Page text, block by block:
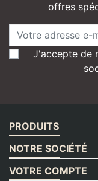
offres
J'accepte de
PRODUITS
NOTRE SOCIÉTÉ
VOTRE COMPTE